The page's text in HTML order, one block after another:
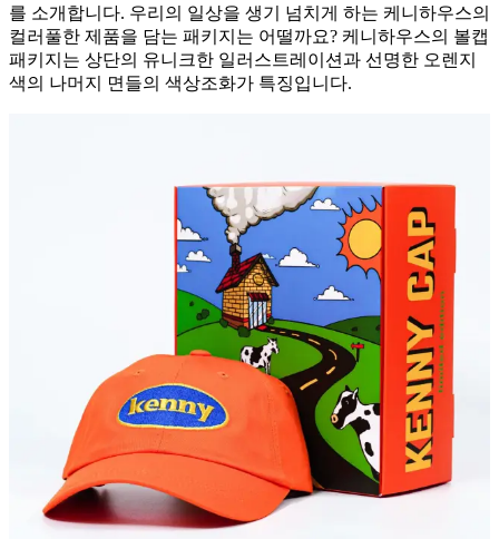
를 소개합니다. 우리의 일상을 생기 넘치게 하는 케니하우스의
컬러풀한 제품을 담는 패키지는 어떨까요? 케니하우스의 볼캡
패키지는 상단의 유니크한 일러스트레이션과 선명한 오렌지
색의 나머지 면들의 색상조화가 특징입니다.